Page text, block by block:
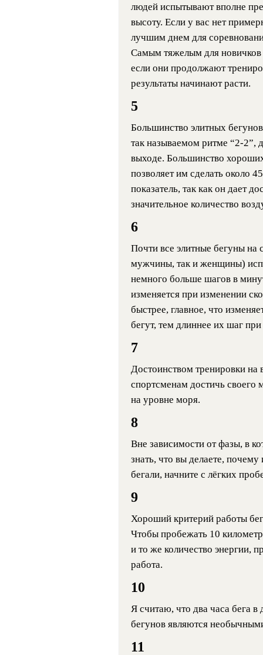
людей испытывают вполне
высоту. Если у вас нет
лучшим днем для
Самым тяжелым для новичков
если они продолжают
результаты начинают расти.
5
Большинство элитных
так называемом ритме “2-2”,
выходе. Большинство
позволяет им сделать около
показатель, так как он дает
значительное количество
6
Почти все элитные бегуны на
мужчины, так и женщины)
немного больше шагов в
изменяется при изменении
быстрее, главное, что
бегут, тем длиннее их шаг
7
Достоинством тренировки на
спортсменам достичь своего
на уровне моря.
8
Вне зависимости от фазы, в
знать, что вы делаете,
бегали, начните с лёгких
9
Хороший критерий работы
Чтобы пробежать 10
и то же количество энергии,
работа.
10
Я считаю, что два часа бега
бегунов являются
11